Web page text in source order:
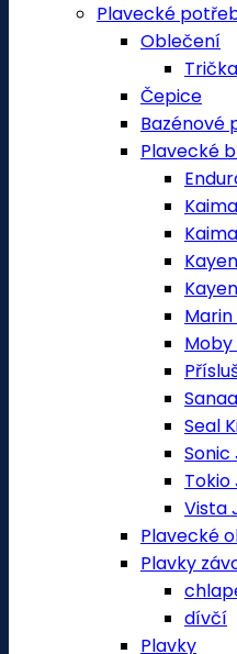
Plavecké
Oblečení
Čepice
Bazénové
Plavecké
Marin
Moby
Seal
Sonic
Tokio
Vista
Plavecké
Plavky
dívčí
Plavky